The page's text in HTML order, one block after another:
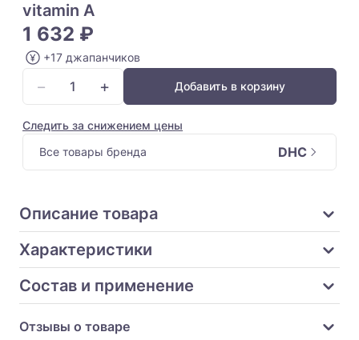
vitamin A
1 632 ₽
+17 джапанчиков
− + Добавить в корзину
Следить за снижением цены
Все товары бренда
DHC
Описание товара
Характеристики
Состав и применение
Отзывы о товаре